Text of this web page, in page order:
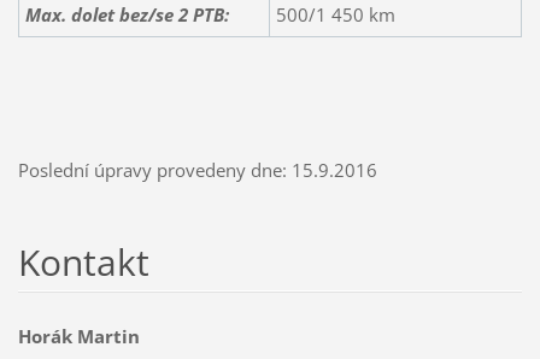
Max. dolet bez/se 2 PTB:
500/1 450 km
Poslední úpravy provedeny dne: 15.9.2016
Kontakt
Horák Martin